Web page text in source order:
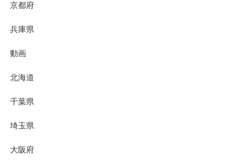
京都府
兵庫県
動画
北海道
千葉県
埼玉県
大阪府